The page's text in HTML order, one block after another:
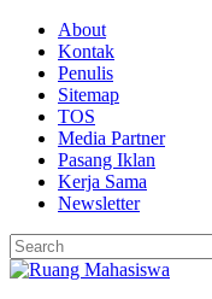
About
Kontak
Penulis
Sitemap
TOS
Media Partner
Pasang Iklan
Kerja Sama
Newsletter